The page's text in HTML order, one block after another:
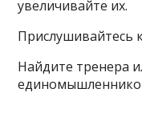
увеличивайте их.
Прислушивайтесь
Найдите тренера